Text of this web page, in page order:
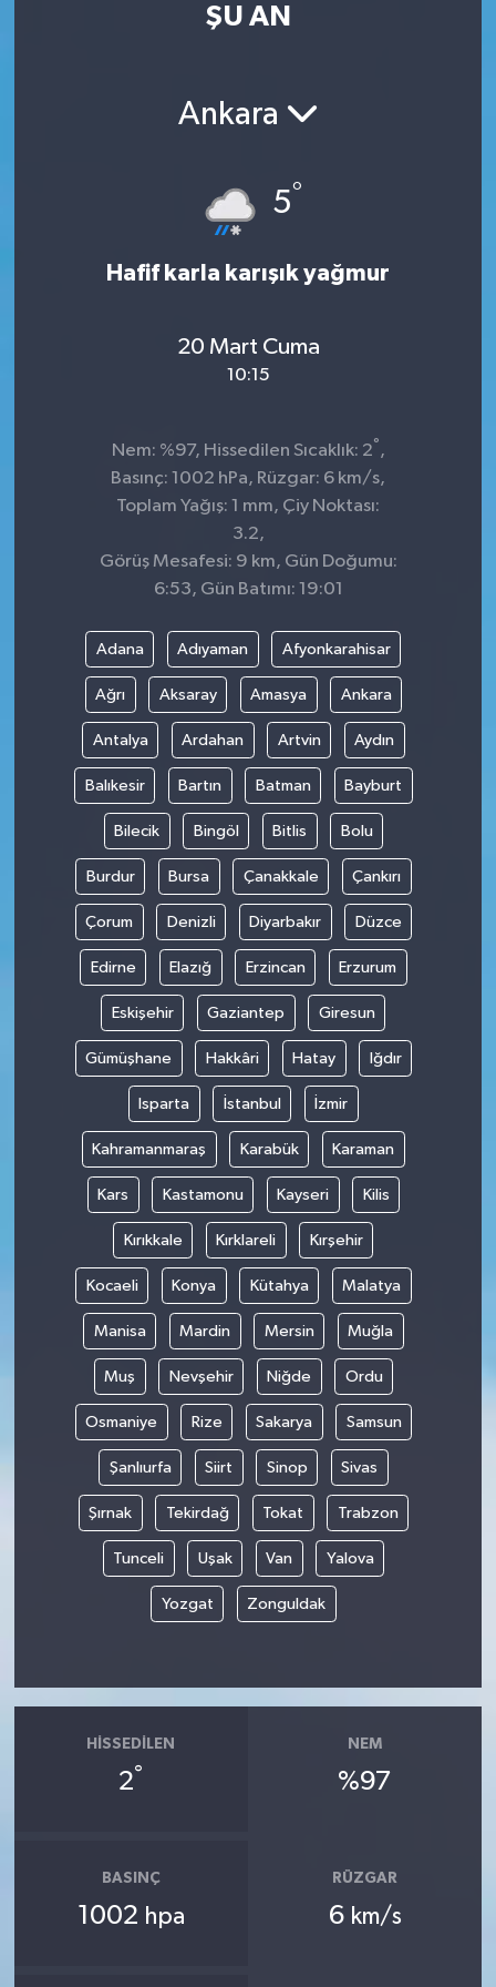
ŞU AN
Ankara
5°
Hafif karla karışık yağmur
20 Mart Cuma
10:15
Nem: %97, Hissedilen Sıcaklık: 2° ,
Basınç: 1002 hPa, Rüzgar: 6 km/s,
Toplam Yağış: 1 mm, Çiy Noktası:
3.2,
Görüş Mesafesi: 9 km, Gün Doğumu:
6:53, Gün Batımı: 19:01
Adana Adıyaman Afyonkarahisar
Ağrı Aksaray Amasya Ankara
Antalya Ardahan Artvin Aydın
Balıkesir Bartın Batman Bayburt
Bilecik Bingöl Bitlis Bolu
Burdur Bursa Çanakkale Çankırı
Çorum Denizli Diyarbakır Düzce
Edirne Elazığ Erzincan Erzurum
Eskişehir Gaziantep Giresun
Gümüşhane Hakkâri Hatay Iğdır
Isparta İstanbul İzmir
Kahramanmaraş Karabük Karaman
Kars Kastamonu Kayseri Kilis
Kırıkkale Kırklareli Kırşehir
Kocaeli Konya Kütahya Malatya
Manisa Mardin Mersin Muğla
Muş Nevşehir Niğde Ordu
Osmaniye Rize Sakarya Samsun
Şanlıurfa Siirt Sinop Sivas
Şırnak Tekirdağ Tokat Trabzon
Tunceli Uşak Van Yalova
Yozgat Zonguldak
HISSEDILEN
2°
NEM
%97
BASINÇ
1002 hpa
RÜZGAR
6 km/s
Sağlık